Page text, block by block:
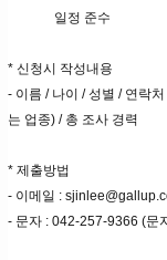
일정 준수
* 신청시 작성내용
- 이름 / 나이 / 성별 / 연락
는 업종) / 총 조사 경력
* 제출방법
- 이메일 :
- 문자 : 042-257-9366 (문